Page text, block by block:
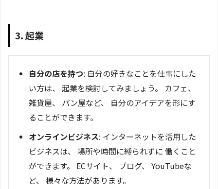
3. 起業
自分の店を持つ: 自分の好きなことを仕事にした
い方は、 起業を検討してみましょう。 カフェ、
雑貨屋、 パン屋など、 自分のアイデアを形にす
ることができます。
オンラインビジネス: インターネットを活用した
ビジネスは、 場所や時間に縛られずに 働くこと
ができます。 ECサイト、 ブログ、 YouTubeな
ど、 様々な方法があります。